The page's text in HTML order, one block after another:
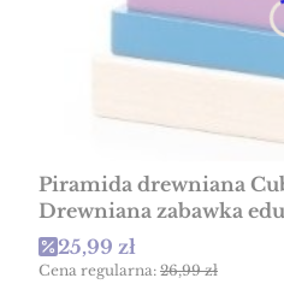
Piramida drewniana
Drewniana zabawka
Cena promocyjna
25,99 zł
Cena regularna: 26,99 zł